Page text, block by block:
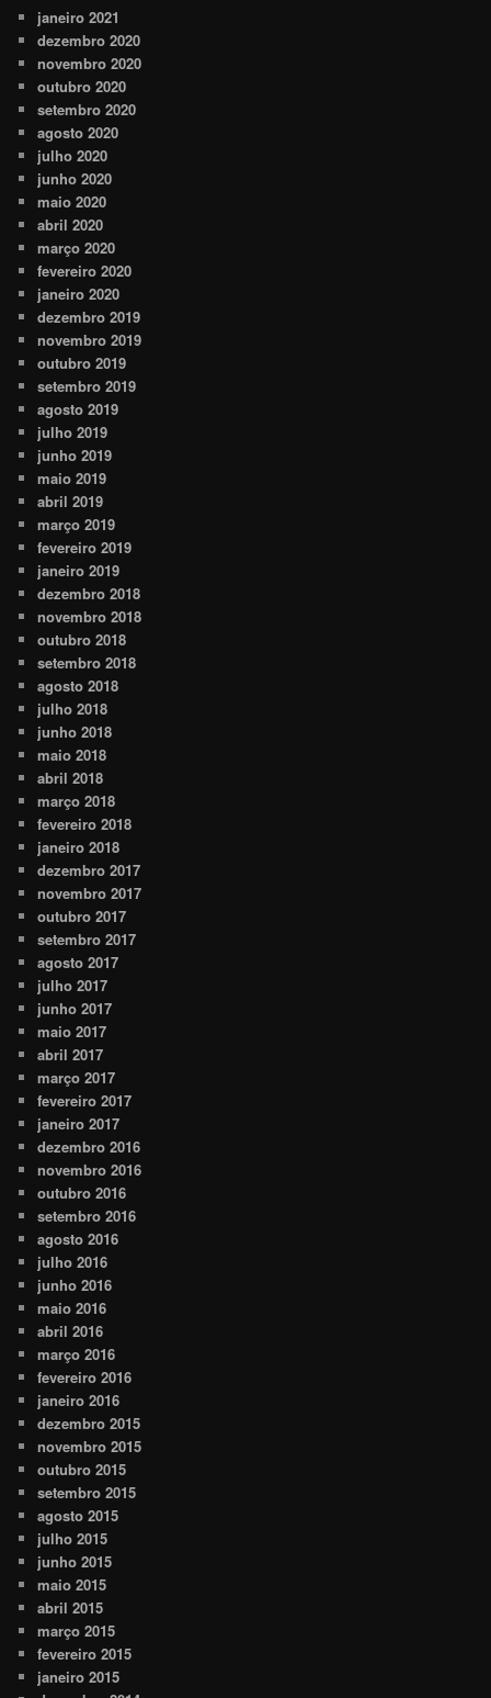
janeiro 2021
dezembro 2020
novembro 2020
outubro 2020
setembro 2020
agosto 2020
julho 2020
junho 2020
maio 2020
abril 2020
março 2020
fevereiro 2020
janeiro 2020
dezembro 2019
novembro 2019
outubro 2019
setembro 2019
agosto 2019
julho 2019
junho 2019
maio 2019
abril 2019
março 2019
fevereiro 2019
janeiro 2019
dezembro 2018
novembro 2018
outubro 2018
setembro 2018
agosto 2018
julho 2018
junho 2018
maio 2018
abril 2018
março 2018
fevereiro 2018
janeiro 2018
dezembro 2017
novembro 2017
outubro 2017
setembro 2017
agosto 2017
julho 2017
junho 2017
maio 2017
abril 2017
março 2017
fevereiro 2017
janeiro 2017
dezembro 2016
novembro 2016
outubro 2016
setembro 2016
agosto 2016
julho 2016
junho 2016
maio 2016
abril 2016
março 2016
fevereiro 2016
janeiro 2016
dezembro 2015
novembro 2015
outubro 2015
setembro 2015
agosto 2015
julho 2015
junho 2015
maio 2015
abril 2015
março 2015
fevereiro 2015
janeiro 2015